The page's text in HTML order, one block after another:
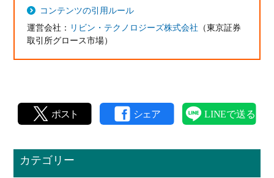
コンテンツの引用ルール
運営会社： リビン・テクノロジーズ株式会社 （東京証券
取引所グロース市場）
カテゴリー